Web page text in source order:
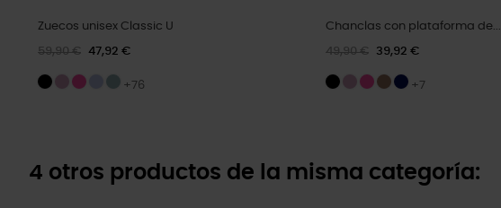
Zuecos unisex Classic U
59,90 € 47,92 €
+76
Chanclas con plataforma de...
49,90 € 39,92 €
+7
4 otros productos de la misma categoría: